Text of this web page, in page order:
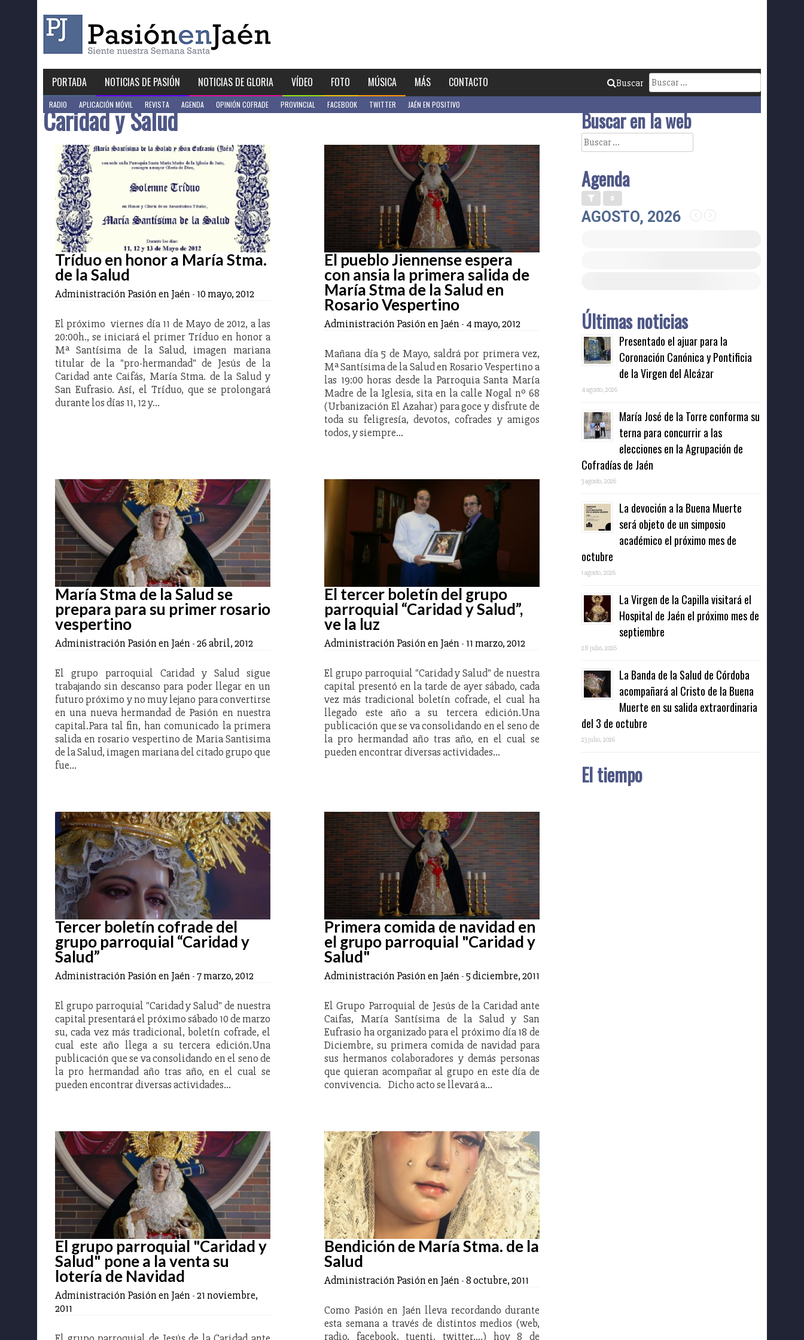
PORTADA NOTICIAS DE PASIÓN NOTICIAS DE GLORIA VÍDEO FOTO MÚSICA MÁS CONTACTO
RADIO APLICACIÓN MÓVIL REVISTA AGENDA OPINIÓN COFRADE PROVINCIAL FACEBOOK TWITTER JAÉN EN POSITIVO
Buscar:
Buscar
Caridad y Salud
Tríduo en honor a María Stma.
de la Salud
Administración Pasión en Jaén - 10 mayo, 2012
El próximo viernes día 11 de Mayo de 2012, a las
20:00h., se iniciará el primer Tríduo en honor a
Mª Santísima de la Salud, imagen mariana
titular de la "pro-hermandad" de Jesús de la
Caridad ante Caifás, María Stma. de la Salud y
San Eufrasio. Así, el Tríduo, que se prolongará
durante los días 11, 12 y…
El pueblo Jiennense espera
con ansia la primera salida de
María Stma de la Salud en
Rosario Vespertino
Administración Pasión en Jaén - 4 mayo, 2012
Mañana día 5 de Mayo, saldrá por primera vez,
Mª Santísima de la Salud en Rosario Vespertino a
las 19:00 horas desde la Parroquia Santa María
Madre de la Iglesia, sita en la calle Nogal nº 68
(Urbanización El Azahar) para goce y disfrute de
toda su feligresía, devotos, cofrades y amigos
todos, y siempre…
María Stma de la Salud se
prepara para su primer rosario
vespertino
Administración Pasión en Jaén -26 abril, 2012
El grupo parroquial Caridad y Salud sigue
trabajando sin descanso para poder llegar en un
futuro próximo y no muy lejano para convertirse
en una nueva hermandad de Pasión en nuestra
capital.Para tal fin, han comunicado la primera
salida en rosario vespertino de Maria Santisima
de la Salud, imagen mariana del citado grupo que
fue…
El tercer boletín del grupo
parroquial “Caridad y Salud”,
ve la luz
Administración Pasión en Jaén - 11 marzo, 2012
El grupo parroquial "Caridad y Salud" de nuestra
capital presentó en la tarde de ayer sábado, cada
vez más tradicional boletín cofrade, el cual ha
llegado este año a su tercera edición.Una
publicación que se va consolidando en el seno de
la pro hermandad año tras año, en el cual se
pueden encontrar diversas actividades…
Tercer boletín cofrade del
grupo parroquial “Caridad y
Salud”
Administración Pasión en Jaén -7 marzo, 2012
El grupo parroquial "Caridad y Salud" de nuestra
capital presentará el próximo sábado 10 de marzo
su, cada vez más tradicional, boletín cofrade, el
cual este año llega a su tercera edición.Una
publicación que se va consolidando en el seno de
la pro hermandad año tras año, en el cual se
pueden encontrar diversas actividades…
Primera comida de navidad en
el grupo parroquial "Caridad y
Salud"
Administración Pasión en Jaén -5 diciembre, 2011
El Grupo Parroquial de Jesús de la Caridad ante
Caifas, María Santísima de la Salud y San
Eufrasio ha organizado para el próximo día 18 de
Diciembre, su primera comida de navidad para
sus hermanos colaboradores y demás personas
que quieran acompañar al grupo en este día de
convivencia. Dicho acto se llevará a…
El grupo parroquial "Caridad y
Salud" pone a la venta su
lotería de Navidad
Administración Pasión en Jaén -21 noviembre,
2011
Bendición de María Stma. de la
Salud
Administración Pasión en Jaén -8 octubre, 2011
Como Pasión en Jaén lleva recordando durante
esta semana a través de distintos medios (web,
radio, facebook, tuenti, twitter,...) hoy 8 de
Buscar en la web
Buscar:
Agenda
AGOSTO, 2026
Últimas noticias
Presentado el ajuar para la
Coronación Canónica y Pontificia
de la Virgen del Alcázar
4 agosto, 2026
María José de la Torre conforma su
terna para concurrir a las
elecciones en la Agrupación de
Cofradías de Jaén
3 agosto, 2026
La devoción a la Buena Muerte
será objeto de un simposio
académico el próximo mes de
octubre
1 agosto, 2026
La Virgen de la Capilla visitará el
Hospital de Jaén el próximo mes de
septiembre
28 julio, 2026
La Banda de la Salud de Córdoba
acompañará al Cristo de la Buena
Muerte en su salida extraordinaria
del 3 de octubre
23 julio, 2026
El tiempo